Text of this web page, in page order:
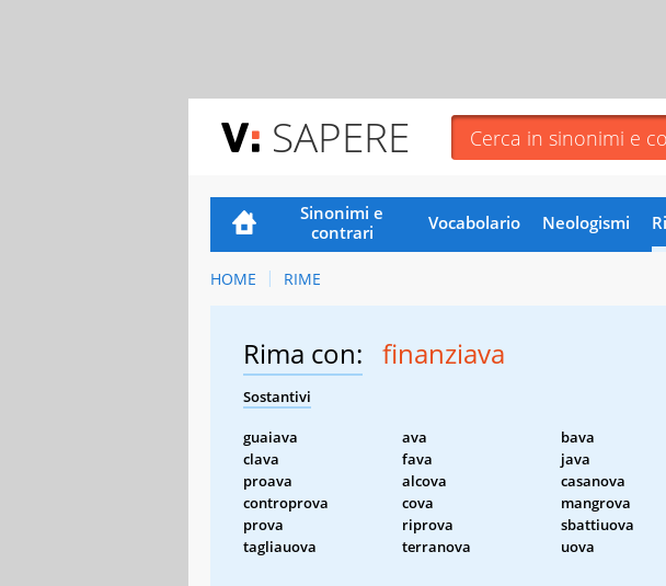
SAPERE
Sinonimi e
contrari
Vocabolario Neologismi
HOME RIME
Rima con: finanziava
Sostantivi
guaiava ava bava
clava
fava java
proava
alcova casanova
controprova
cova mangrova
prova
riprova sbattiuova
tagliauova
terranova uova